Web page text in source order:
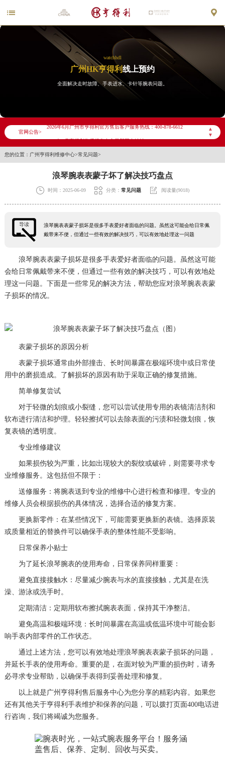
 
watchhdl
广州HK亨得利线上预约
全面解决走时故障、手表进水、卡针等腕表问题。
官网公告>
▲
▼
2026年6月广州市亨得利官方售后客户服务热线：400-878-6612
2026年6月亨得利售后服务中心最新网点地址：
您的位置： 广州亨得利维修中心>常见问题>
浪琴腕表表蒙子坏了解决技巧盘点
 时间：2025-06-09  分类： 常见问题  阅读量(9018)
导读
浪琴腕表表蒙子损坏是很多手表爱好者面临的问题。虽然这可能会给日常佩
戴带来不便，但通过一些有效的解决技巧，可以有效地处理这一问题
浪琴腕表表蒙子损坏是很多手表爱好者面临的问题。虽然这可能
会给日常佩戴带来不便，但通过一些有效的解决技巧，可以有效地处
理这一问题。下面是一些常见的解决方法，帮助您应对浪琴腕表表蒙
子损坏的情况。
表蒙子损坏的原因分析
表蒙子损坏通常由外部撞击、长时间暴露在极端环境中或日常使
用中的磨损造成。了解损坏的原因有助于采取正确的修复措施。
简单修复尝试
对于轻微的划痕或小裂缝，您可以尝试使用专用的表镜清洁剂和
软布进行清洁和护理。轻轻擦拭可以去除表面的污渍和轻微划痕，恢
复表镜的透明度。
专业维修建议
如果损伤较为严重，比如出现较大的裂纹或破碎，则需要寻求专
业维修服务。这包括但不限于：
送修服务：将腕表送到专业的维修中心进行检查和修理。专业的
维修人员会根据损伤的具体情况，选择合适的修复方案。
更换新零件：在某些情况下，可能需要更换新的表镜。选择原装
或质量相近的替换件可以确保手表的整体性能不受影响。
日常保养小贴士
为了延长浪琴腕表的使用寿命，日常保养同样重要：
避免直接接触水：尽量减少腕表与水的直接接触，尤其是在洗
澡、游泳或洗手时。
定期清洁：定期用软布擦拭腕表表面，保持其干净整洁。
避免高温和极端环境：长时间暴露在高温或低温环境中可能会影
响手表内部零件的工作状态。
通过上述方法，您可以有效地处理浪琴腕表表蒙子损坏的问题，
并延长手表的使用寿命。重要的是，在面对较为严重的损伤时，请务
必寻求专业帮助，以确保手表得到妥善处理和修复。
以上就是广州亨得利售后服务中心为您分享的精彩内容。如果您
还有其他关于亨得利手表维护和保养的问题，可以拨打页面400电话进
行咨询，我们将竭诚为您服务。